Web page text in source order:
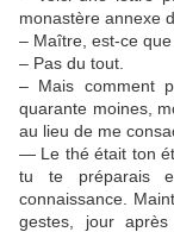
monastère annexe
– Maître, est-ce
– Pas du tout.
– Mais comment
quarante moines,
au lieu de me
— Le thé était ton
tu te préparais
connaissance.
gestes, jour